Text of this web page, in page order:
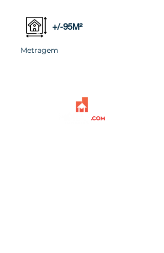
+/-95M²
Metragem